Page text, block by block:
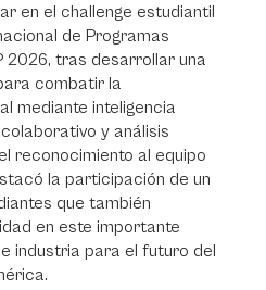
en el challenge estudiantil
de Programas
2026, tras desarrollar una
combatir la
mediante inteligencia
y análisis
reconocimiento al equipo
la participación de un
que también
en este importante
industria para el futuro del